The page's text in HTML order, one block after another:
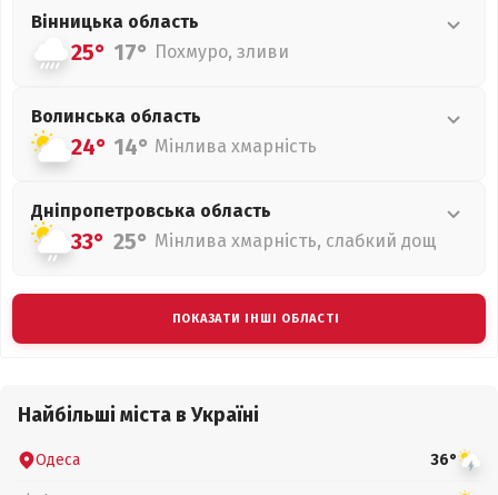
Вінницька область
25° 17° Похмуро, зливи
Волинська область
24° 14° Мінлива хмарність
Дніпропетровська область
33° 25° Мінлива хмарність, слабкий дощ
ПОКАЗАТИ ІНШІ ОБЛАСТІ
Найбільші міста в Україні
Одеса 36°